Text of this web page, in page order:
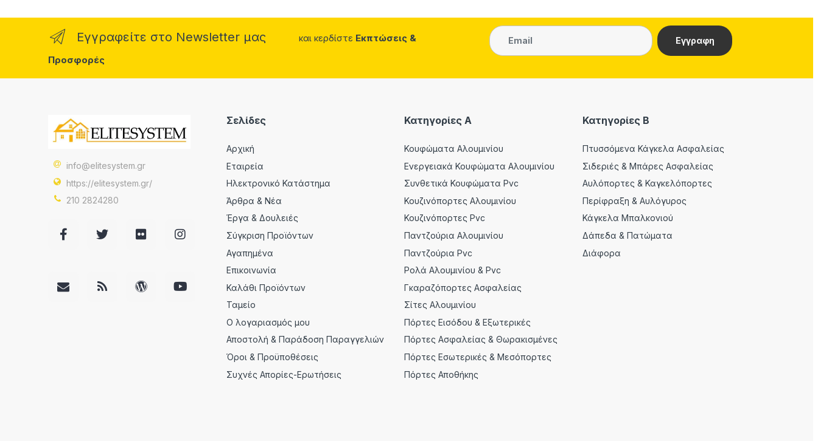
Εγγραφείτε στο Newsletter μας και κερδίστε Εκπτώσεις &
Προσφορές
info@elitesystem.gr
https://elitesystem.gr/
210 2824280
Σελίδες
Αρχική
Εταιρεία
Ηλεκτρονικό Κατάστημα
Άρθρα & Νέα
Έργα & Δουλειές
Σύγκριση Προϊόντων
Αγαπημένα
Επικοινωνία
Καλάθι Προϊόντων
Ταμείο
Ο λογαριασμός μου
Αποστολή & Παράδοση Παραγγελιών
Όροι & Προϋποθέσεις
Συχνές Απορίες-Ερωτήσεις
Κατηγορίες A
Κουφώματα Αλουμινίου
Ενεργειακά Κουφώματα Αλουμινίου
Συνθετικά Κουφώματα Pvc
Κουζινόπορτες Αλουμινίου
Κουζινόπορτες Pvc
Παντζούρια Αλουμινίου
Παντζούρια Pvc
Ρολά Αλουμινίου & Pvc
Γκαραζόπορτες Ασφαλείας
Σίτες Αλουμινίου
Πόρτες Εισόδου & Εξωτερικές
Πόρτες Ασφαλείας & Θωρακισμένες
Πόρτες Εσωτερικές & Μεσόπορτες
Πόρτες Αποθήκης
Κατηγορίες Β
Πτυσσόμενα Κάγκελα Ασφαλείας
Σιδεριές & Μπάρες Ασφαλείας
Αυλόπορτες & Καγκελόπορτες
Περίφραξη & Αυλόγυρος
Κάγκελα Μπαλκονιού
Δάπεδα & Πατώματα
Διάφορα